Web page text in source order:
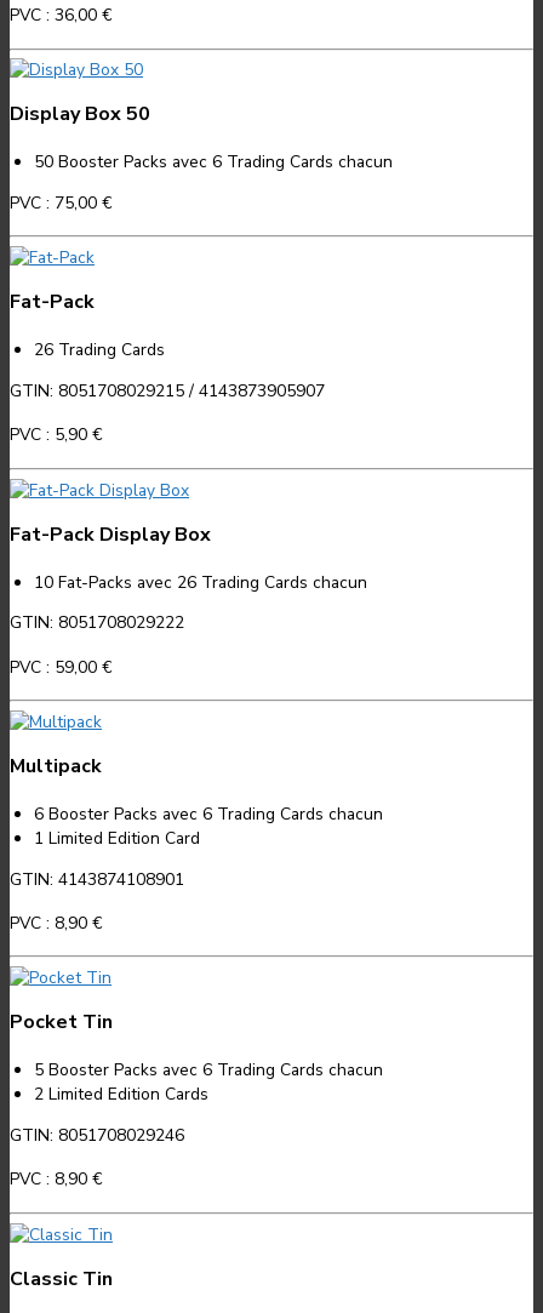
PVC : 36,00 €
Display Box 50
50 Booster Packs avec 6 Trading Cards chacun
PVC : 75,00 €
Fat-Pack
26 Trading Cards
GTIN: 8051708029215 / 4143873905907
PVC : 5,90 €
Fat-Pack Display Box
10 Fat-Packs avec 26 Trading Cards chacun
GTIN: 8051708029222
PVC : 59,00 €
Multipack
6 Booster Packs avec 6 Trading Cards chacun
1 Limited Edition Card
GTIN: 4143874108901
PVC : 8,90 €
Pocket Tin
5 Booster Packs avec 6 Trading Cards chacun
2 Limited Edition Cards
GTIN: 8051708029246
PVC : 8,90 €
Classic Tin